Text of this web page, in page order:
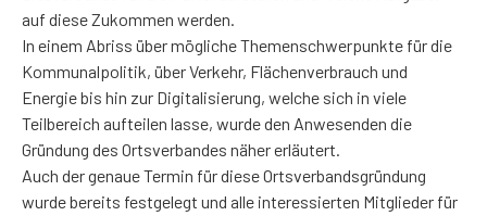
auf diese Zukommen werden.
In einem Abriss über mögliche Themenschwerpunkte für die
Kommunalpolitik, über Verkehr, Flächenverbrauch und
Energie bis hin zur Digitalisierung, welche sich in viele
Teilbereich aufteilen lasse, wurde den Anwesenden die
Gründung des Ortsverbandes näher erläutert.
Auch der genaue Termin für diese Ortsverbandsgründung
wurde bereits festgelegt und alle interessierten Mitglieder für